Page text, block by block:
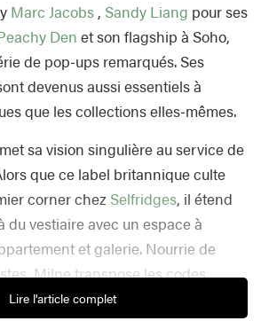
Marc Jacobs , Sandy Liang pour ses
Den et son flagship à Soho,
de pop‑ups remarqués. Ses
devenus aussi essentiels à
que les collections elles‑mêmes.
sa vision singulière au service de
que ce label britannique culte
corner chez Selfridges, il étend
du vestiaire avec un espace à
et galerie. Nourrie de
Milne transpose les codes
dans un écrin confidentiel, où un
Lire l'article complet